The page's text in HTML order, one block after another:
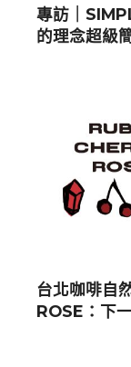
專訪｜
的理念超級
台北咖啡自
ROSE：下